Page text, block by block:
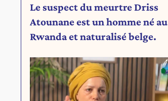
Le suspect du meurtre Driss
Atounane est un homme né au
Rwanda et naturalisé belge.